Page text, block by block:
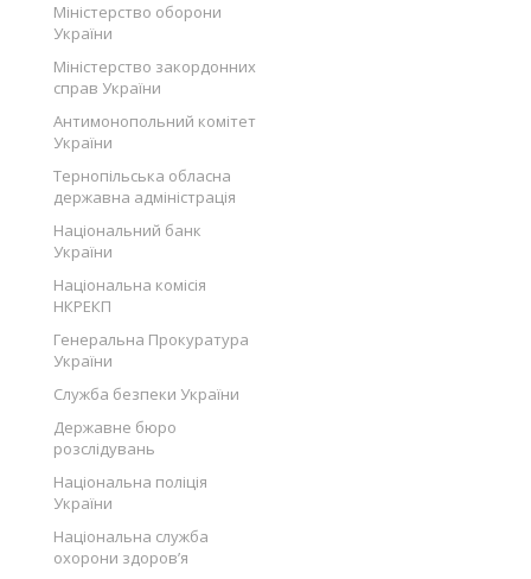
Міністерство оборони
України
Міністерство закордонних
справ України
Антимонопольний комітет
України
Тернопільська обласна
державна адміністрація
Національний банк
України
Національна комісія
НКРЕКП
Генеральна Прокуратура
України
Служба безпеки України
Державне бюро
розслідувань
Національна поліція
України
Національна служба
охорони здоров’я